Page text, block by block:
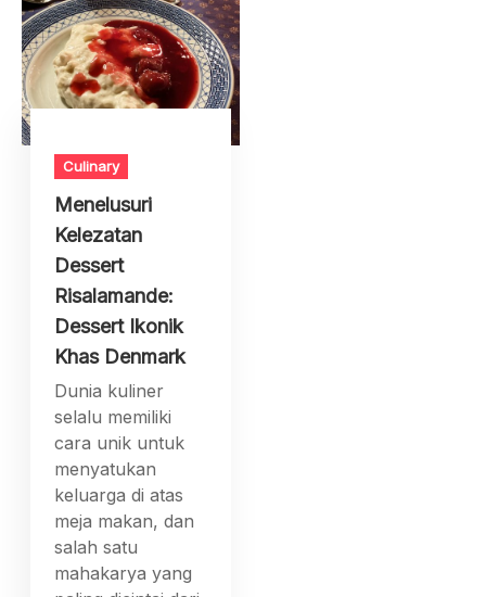
Culinary
Menelusuri
Kelezatan
Dessert
Risalamande:
Dessert Ikonik
Khas Denmark
Dunia kuliner
selalu memiliki
cara unik untuk
menyatukan
keluarga di atas
meja makan, dan
salah satu
mahakarya yang